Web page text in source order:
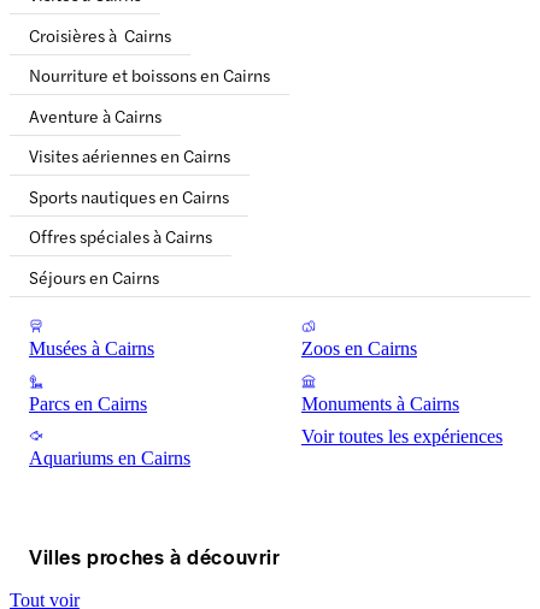
Croisières à Cairns
Nourriture et boissons en Cairns
Aventure à Cairns
Visites aériennes en Cairns
Sports nautiques en Cairns
Offres spéciales à Cairns
Séjours en Cairns
Musées à Cairns Zoos en Cairns
Parcs en Cairns Monuments à Cairns
Aquariums en Cairns
Voir toutes les expériences
Villes proches à découvrir
Tout voir